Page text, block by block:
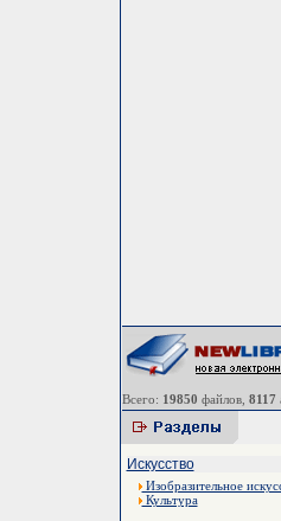
Всего: 19850 файлов, 8117
Искусство
Изобразительное
Культура